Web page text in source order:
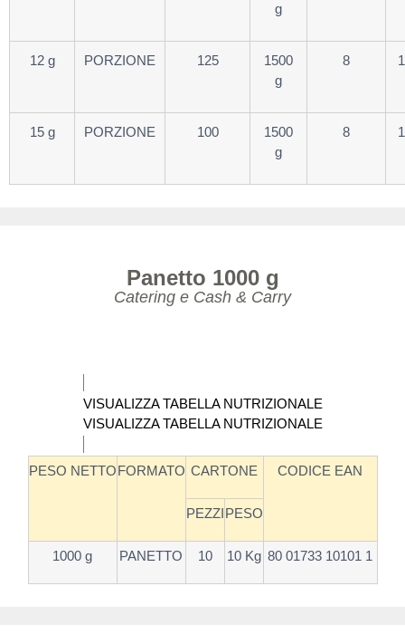
g
12 g PORZIONE 125
1500
g
8
15 g PORZIONE 100
1500
g
8
Panetto 1000 g
Catering e Cash & Carry
PESO NETTOFORMATO CARTONE CODICE EAN
PEZZIPESO
1000 g PANETTO 10 10 Kg 80 01733 10101 1
VISUALIZZA TABELLA NUTRIZIONALE
VISUALIZZA TABELLA NUTRIZIONALE